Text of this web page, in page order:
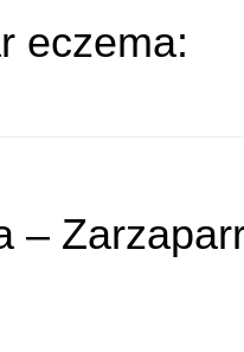
eczema:
–